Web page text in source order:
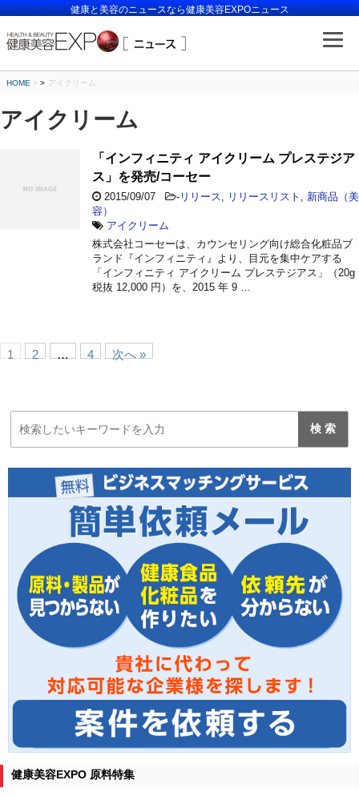
健康と美容のニュースなら健康美容EXPOニュース
HOME > アイクリーム
アイクリーム
「インフィニティ アイクリーム プレステジア
ス」を発売/コーセー
2015/09/07 - リリース リリースリスト
新商品（美
容）
アイクリーム
株式会社コーセーは、カウンセリング向け総合化粧品ブ
ランド『インフィニティ』より、目元を集中ケアする
「インフィニティ アイクリーム プレステジアス」（20g
税抜 12,000 円）を、2015 年 9 …
1 2 … 4 次へ »
健康美容EXPO 原料特集